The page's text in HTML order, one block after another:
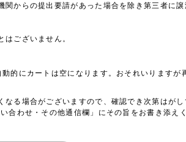
からの提出要請があった場合を除き第三者に譲
ございません。
的にカートは空になります。おそれいりますが
る場合がございますので、確認でき次第はがし
合わせ・その他通信欄」にその旨をお書き添え